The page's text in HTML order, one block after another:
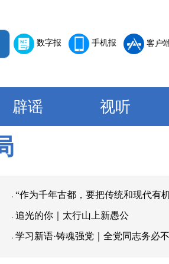
数字报 手机报 客户
辟谣 视听
“作为千年古都，要把传统和现代有
追光的你｜太行山上新愚公
学习新语·铸魂强党｜全党同志务必